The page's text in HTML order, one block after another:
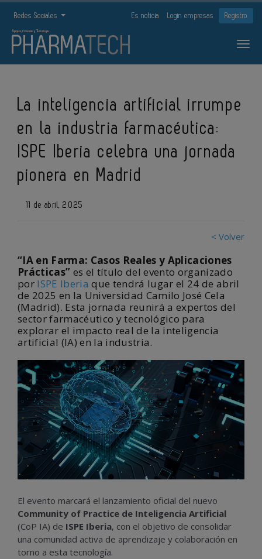
Redes Sociales Es noticia Login empresas Registro
La inteligencia artificial irrumpe
en la industria farmacéutica:
ISPE Iberia celebra una jornada
pionera en Madrid
11 de abril, 2025
< Volver
“IA en Farma: Casos Reales y Aplicaciones
Prácticas” es el título del evento organizado
por ISPE Iberia que tendrá lugar el 24 de abril
de 2025 en la Universidad Camilo José Cela
(Madrid). Esta jornada reunirá a expertos del
sector farmacéutico y tecnológico para
explorar el impacto real de la inteligencia
artificial (IA) en la industria.
El evento marcará el lanzamiento oficial del nuevo
Community of Practice de Inteligencia Artificial
(CoP IA) de ISPE Iberia, con el objetivo de consolidar
una comunidad activa de aprendizaje y colaboración en
torno a esta tecnología.